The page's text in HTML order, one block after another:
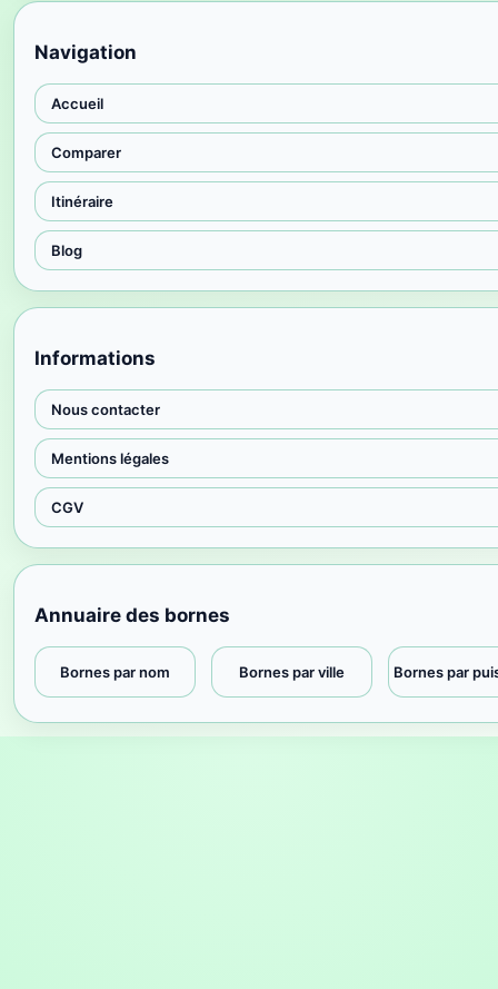
Navigation
Accueil
Comparer
Itinéraire
Blog
Informations
Nous contacter
Mentions légales
CGV
Annuaire des bornes
Bornes par nom Bornes par ville Bornes par